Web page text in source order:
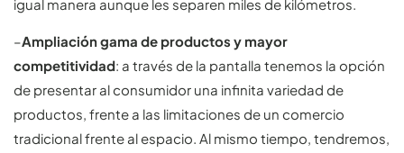
igual manera aunque les separen miles de kilómetros.
–Ampliación gama de productos y mayor
competitividad: a través de la pantalla tenemos la opción
de presentar al consumidor una infinita variedad de
productos, frente a las limitaciones de un comercio
tradicional frente al espacio. Al mismo tiempo, tendremos,